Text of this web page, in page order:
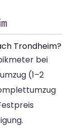
Trondheim?
bei
(1–2